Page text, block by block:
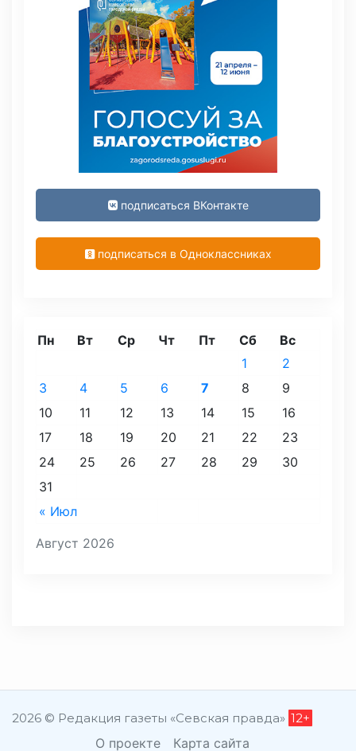
подписаться ВКонтакте
подписаться в Одноклассниках
Август 2026
Пн Вт Ср Чт Пт Сб Вс
« Июл
1
2
3
4 5 6 7 8
9
10
11 12 13 14 15
16
17
18 19 20 21 22
23
24
25 26 27 28 29
30
31
2026 © Редакция газеты «Севская правда» 12+
О проекте Карта сайта